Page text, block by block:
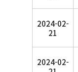
2024-02-
21
2024-02-